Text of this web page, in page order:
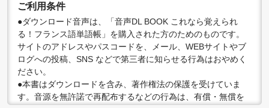
ご利用条件
●ダウンロード音声は、「音声DL BOOK これなら覚えられ
る！フランス語単語帳」を購入された方のためのものです。
サイトのアドレスやパスコードを、メール、WEBサイトやブ
ログへの投稿、SNS などで第三者に知らせる行為はおやめく
ださい。
●本書はダウンロードを含み、著作権法の保護を受けていま
す。音源を無許諾で再配布するなどの行為は、有償・無償を